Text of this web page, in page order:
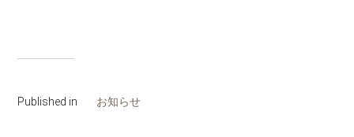
Published in お知らせ